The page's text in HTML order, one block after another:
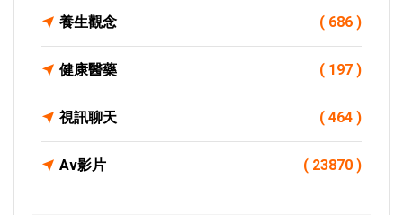
養生觀念 ( 686 )
健康醫藥 ( 197 )
視訊聊天 ( 464 )
Av影片 ( 23870 )